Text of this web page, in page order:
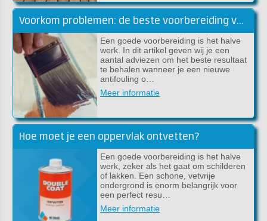
Voorkom problemen: de beste voorbereiding voor lakwerk
Een goede voorbereiding is het halve
werk. In dit artikel geven wij je een
aantal adviezen om het beste resultaat
te behalen wanneer je een nieuwe
antifouling o…
Meer informatie
Hoe moet je een oppervlak ontvetten?
Een goede voorbereiding is het halve
werk, zeker als het gaat om schilderen
of lakken. Een schone, vetvrije
ondergrond is enorm belangrijk voor
een perfect resu…
Meer informatie